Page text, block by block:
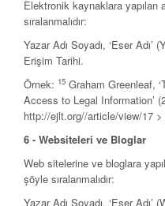
Elektronik kaynaklara yapılan
sıralanmalıdır:
Yazar Adı Soyadı, ‘Eser Adı’
Erişim Tarihi.
Örnek: 15 Graham Greenleaf,
Access to Legal Information’
http://ejlt.org//article/view/17
6 - Websiteleri ve Bloglar
Web sitelerine ve bloglara
şöyle sıralanmalıdır:
Yazar Adı Soyadı, ‘Eser Adı’